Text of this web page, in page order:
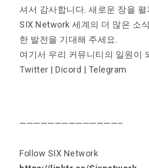
셔서 감사합니다. 새로운 장을
SIX Network 세계의 더 많은 소
한 발전을 기대해 주세요.
여기서 우리 커뮤니티의 일원이
Twitter | Dicord | Telegram
——————————————–
Follow SIX Network